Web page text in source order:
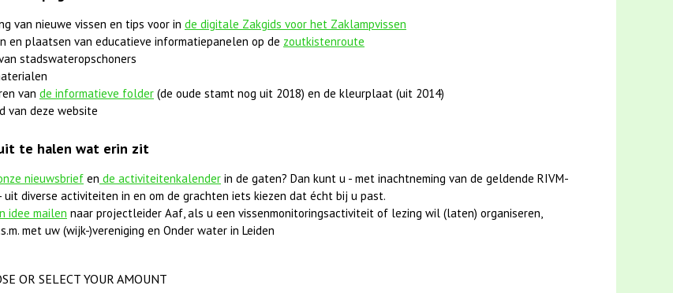
van nieuwe vissen en tips voor in de digitale Zakgids voor het Zaklampvissen
en plaatsen van educatieve informatiepanelen op de zoutkistenroute
stadswateropschoners
van de informatieve folder (de oude stamt nog uit 2018) en de kleurplaat (uit 2014)
van deze website
te halen wat erin zit
nieuwsbrief en de activiteitenkalender in de gaten? Dan kunt u - met inachtneming van de geldende RIVM-
uit diverse activiteiten in en om de grachten iets kiezen dat écht bij u past.
idee mailen naar projectleider Aaf, als u een vissenmonitoringsactiviteit of lezing wil (laten) organiseren,
met uw (wijk-)vereniging en Onder water in Leiden
OR SELECT YOUR AMOUNT